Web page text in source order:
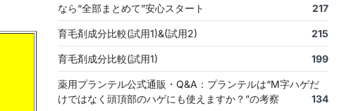
なら“全部まとめて”安心スタート
217
育毛剤成分比較(試用1)&(試用2) 215
育毛剤成分比較(試用1) 199
薬用プランテル公式通販・Q&A：プランテルは“M字ハゲだ
けではなく頭頂部のハゲにも使えますか？”の考察
134